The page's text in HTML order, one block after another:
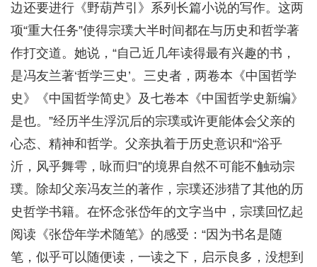
边还要进行《野葫芦引》系列长篇小说的写作。这两
项“重大任务”使得宗璞大半时间都在与历史和哲学著
作打交道。她说，“自己近几年读得最有兴趣的书，
是冯友兰著‘哲学三史’。三史者，两卷本《中国哲学
史》《中国哲学简史》及七卷本《中国哲学史新编》
是也。”经历半生浮沉后的宗璞或许更能体会父亲的
心态、精神和哲学。父亲执着于历史意识和“浴乎
沂，风乎舞雩，咏而归”的境界自然不可能不触动宗
璞。除却父亲冯友兰的著作，宗璞还涉猎了其他的历
史哲学书籍。在怀念张岱年的文字当中，宗璞回忆起
阅读《张岱年学术随笔》的感受：“因为书名是随
笔，似乎可以随便读，一读之下，启示良多，没想到